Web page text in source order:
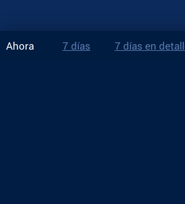
Ahora 7 días 7 días en